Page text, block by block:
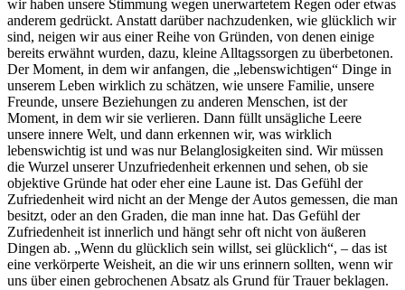
wir haben unsere Stimmung wegen unerwartetem Regen oder etwas
anderem gedrückt. Anstatt darüber nachzudenken, wie glücklich wir
sind, neigen wir aus einer Reihe von Gründen, von denen einige
bereits erwähnt wurden, dazu, kleine Alltagssorgen zu überbetonen.
Der Moment, in dem wir anfangen, die „lebenswichtigen“ Dinge in
unserem Leben wirklich zu schätzen, wie unsere Familie, unsere
Freunde, unsere Beziehungen zu anderen Menschen, ist der
Moment, in dem wir sie verlieren. Dann füllt unsägliche Leere
unsere innere Welt, und dann erkennen wir, was wirklich
lebenswichtig ist und was nur Belanglosigkeiten sind. Wir müssen
die Wurzel unserer Unzufriedenheit erkennen und sehen, ob sie
objektive Gründe hat oder eher eine Laune ist. Das Gefühl der
Zufriedenheit wird nicht an der Menge der Autos gemessen, die man
besitzt, oder an den Graden, die man inne hat. Das Gefühl der
Zufriedenheit ist innerlich und hängt sehr oft nicht von äußeren
Dingen ab. „Wenn du glücklich sein willst, sei glücklich“, – das ist
eine verkörperte Weisheit, an die wir uns erinnern sollten, wenn wir
uns über einen gebrochenen Absatz als Grund für Trauer beklagen.